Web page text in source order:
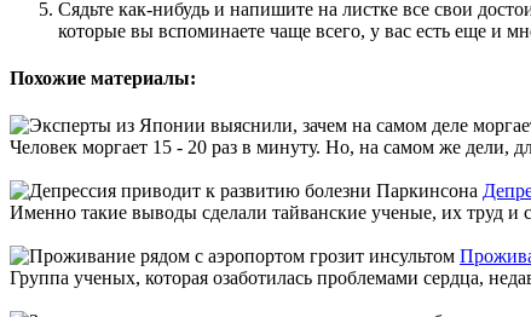
Сядьте как-нибудь и напишите на листке все свои
которые вы вспоминаете чаще всего, у вас есть еще и
Похожие материалы:
Человек моргает 15 - 20 раз в минуту. Но, на самом же дели,
Именно такие выводы сделали тайванские ученые, их труд
Группа ученых, которая озаботилась проблемами сердца,